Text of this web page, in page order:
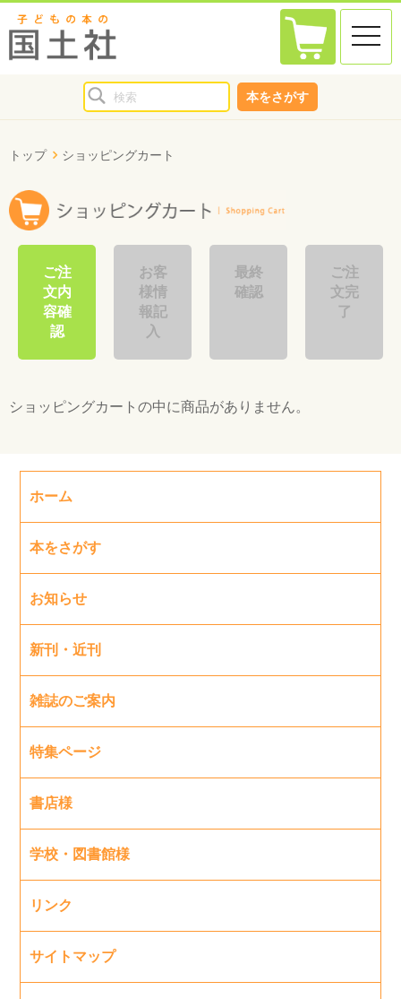
toggle
本をさがす
トップ ショッピングカート
ご注
文内
容確
認
お客
様情
報記
入
最終
確認
ご注
文完
了
ショッピングカートの中に商品がありません。
ホーム
本をさがす
お知らせ
新刊・近刊
雑誌のご案内
特集ページ
書店様
学校・図書館様
リンク
サイトマップ